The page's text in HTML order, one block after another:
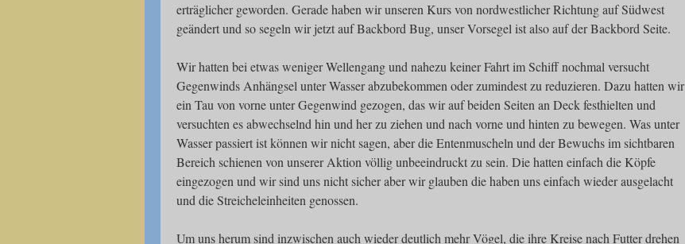
erträglicher geworden. Gerade haben wir unseren Kurs von nordwestlicher Richtung auf Südwest
geändert und so segeln wir jetzt auf Backbord Bug, unser Vorsegel ist also auf der Backbord Seite.
Wir hatten bei etwas weniger Wellengang und nahezu keiner Fahrt im Schiff nochmal versucht
Gegenwinds Anhängsel unter Wasser abzubekommen oder zumindest zu reduzieren. Dazu hatten wir
ein Tau von vorne unter Gegenwind gezogen, das wir auf beiden Seiten an Deck festhielten und
versuchten es abwechselnd hin und her zu ziehen und nach vorne und hinten zu bewegen. Was unter
Wasser passiert ist können wir nicht sagen, aber die Entenmuscheln und der Bewuchs im sichtbaren
Bereich schienen von unserer Aktion völlig unbeeindruckt zu sein. Die hatten einfach die Köpfe
eingezogen und wir sind uns nicht sicher aber wir glauben die haben uns einfach wieder ausgelacht
und die Streicheleinheiten genossen.
Um uns herum sind inzwischen auch wieder deutlich mehr Vögel, die ihre Kreise nach Futter drehen